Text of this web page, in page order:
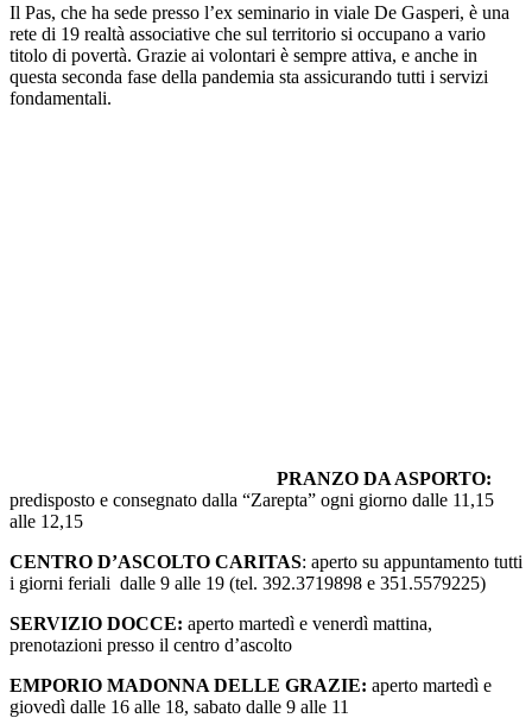
Il Pas, che ha sede presso l’ex seminario in viale De Gasperi, è una
rete di 19 realtà associative che sul territorio si occupano a vario
titolo di povertà. Grazie ai volontari è sempre attiva, e anche in
questa seconda fase della pandemia sta assicurando tutti i servizi
fondamentali.
PRANZO DA ASPORTO:
predisposto e consegnato dalla “Zarepta” ogni giorno dalle 11,15
alle 12,15
CENTRO D’ASCOLTO CARITAS: aperto su appuntamento tutti
i giorni feriali dalle 9 alle 19 (tel. 392.3719898 e 351.5579225)
SERVIZIO DOCCE: aperto martedì e venerdì mattina,
prenotazioni presso il centro d’ascolto
EMPORIO MADONNA DELLE GRAZIE: aperto martedì e
giovedì dalle 16 alle 18, sabato dalle 9 alle 11